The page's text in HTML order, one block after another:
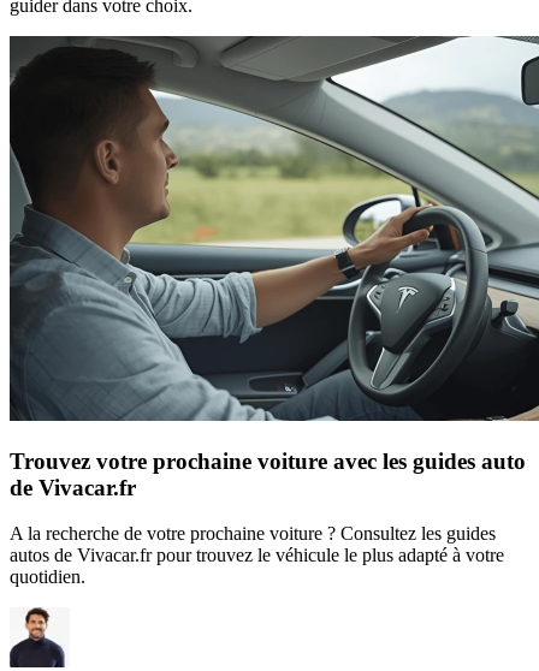
guider dans votre choix.
Trouvez votre prochaine voiture avec les guides auto
de Vivacar.fr
A la recherche de votre prochaine voiture ? Consultez les guides
autos de Vivacar.fr pour trouvez le véhicule le plus adapté à votre
quotidien.